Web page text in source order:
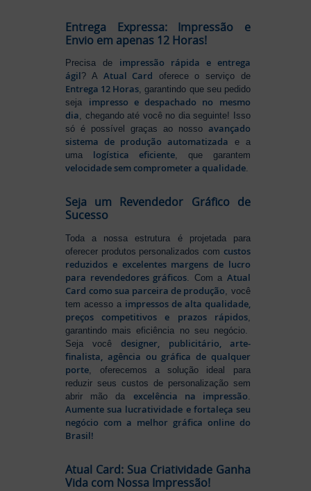
Entrega Expressa: Impressão e
Envio em apenas 12 Horas!
Precisa de impressão rápida e entrega
ágil? A Atual Card oferece o serviço de
Entrega 12 Horas, garantindo que seu pedido
seja impresso e despachado no mesmo
dia, chegando até você no dia seguinte! Isso
só é possível graças ao nosso avançado
sistema de produção automatizada e a
uma logística eficiente, que garantem
velocidade sem comprometer a qualidade.
Seja um Revendedor Gráfico de
Sucesso
Toda a nossa estrutura é projetada para
oferecer produtos personalizados com custos
reduzidos e excelentes margens de lucro
para revendedores gráficos. Com a Atual
Card como sua parceira de produção, você
tem acesso a impressos de alta qualidade,
preços competitivos e prazos rápidos,
garantindo mais eficiência no seu negócio.
Seja vocêdesigner, publicitário, arte-
finalista, agência ou gráfica de qualquer
porte, oferecemos a solução ideal para
reduzir seus custos de personalização sem
abrir mão da excelência na impressão.
Aumente sua lucratividade e fortaleça seu
negócio com a melhor gráfica online do
Brasil!
Atual Card: Sua Criatividade Ganha
Vida com Nossa Impressão!